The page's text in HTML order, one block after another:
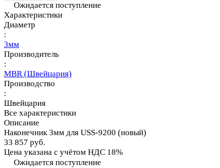
Ожидается поступление
Характеристики
Диаметр
:
3мм
Производитель
:
MBR (Швейцария)
Производство
:
Швейцария
Все характеристики
Описание
Наконечник 3мм для USS-9200 (новый)
33 857 руб.
Цена указана с учётом НДС 18%
Ожидается поступление